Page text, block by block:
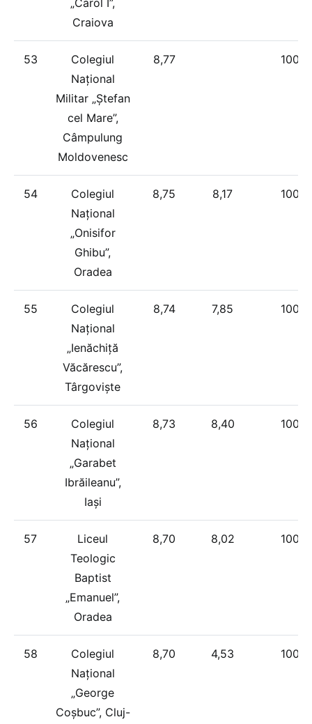
„Carol I”,
Craiova
53
Colegiul
Național
Militar „Ștefan
cel Mare”,
Câmpulung
Moldovenesc
8,77 100%
54
Colegiul
Național
„Onisifor
Ghibu”,
Oradea
8,75 8,17 100%
55
Colegiul
Național
„Ienăchiță
Văcărescu”,
Târgoviște
8,74 7,85 100%
56
Colegiul
Național
„Garabet
Ibrăileanu”,
Iași
8,73 8,40 100%
57
Liceul
Teologic
Baptist
„Emanuel”,
Oradea
8,70 8,02 100%
58
Colegiul
Național
„George
Coșbuc”, Cluj-
8,70 4,53 100%